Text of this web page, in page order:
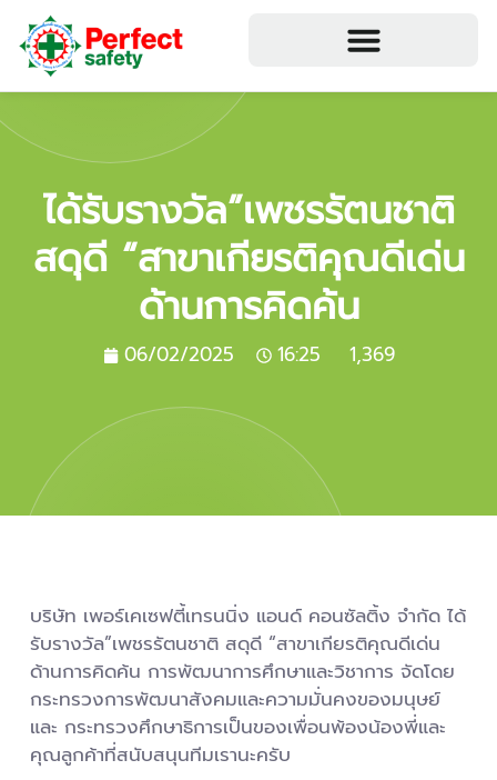
ได้รับรางวัล”เพชรรัตนชาติ
สดุดี “สาขาเกียรติคุณดีเด่น
ด้านการคิดค้น
06/02/2025 16:25 1,369
บริษัท เพอร์เคเซฟตี้เทรนนิ่ง แอนด์ คอนซัลติ้ง จำกัด ได้
รับรางวัล”เพชรรัตนชาติ สดุดี “สาขาเกียรติคุณดีเด่น
ด้านการคิดค้น การพัฒนาการศึกษาและวิชาการ จัดโดย
กระทรวงการพัฒนาสังคมและความมั่นคงของมนุษย์
และ กระทรวงศึกษาธิการเป็นของเพื่อนพ้องน้องพี่และ
คุณลูกค้าที่สนับสนุนทีมเรานะครับ